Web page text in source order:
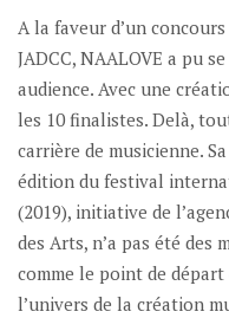
A la faveur d’un
JADCC, NAALOVE a pu
audience. Avec une
les 10 finalistes. Delà,
carrière de musicienne.
édition du festival
(2019), initiative de
des Arts, n’a pas été des
comme le point de
l’univers de la création